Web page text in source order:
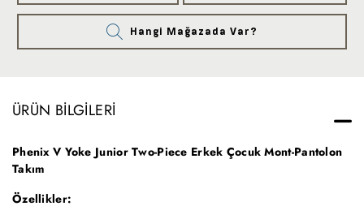
Hangi Mağazada Var?
ÜRÜN BILGILERI
Phenix V Yoke Junior Two-Piece Erkek Çocuk Mont-Pantolon
Takım
Özellikler: